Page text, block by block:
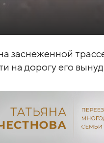
заснеженной
на дорогу его